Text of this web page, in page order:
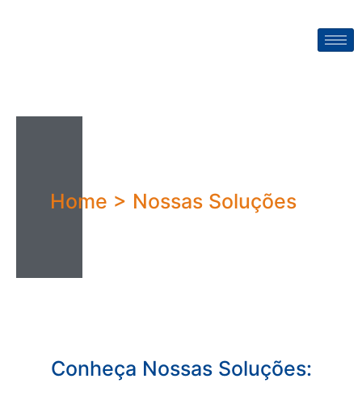
Home > Nossas Soluções
Conheça Nossas Soluções: